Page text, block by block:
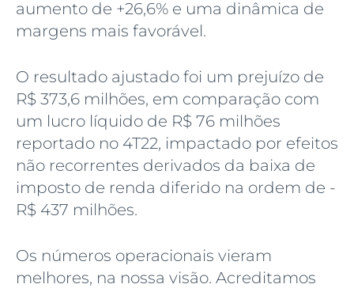
aumento de +26,6% e uma dinâmica de
margens mais favorável.
O resultado ajustado foi um prejuízo de
R$ 373,6 milhões, em comparação com
um lucro líquido de R$ 76 milhões
reportado no 4T22, impactado por efeitos
não recorrentes derivados da baixa de
imposto de renda diferido na ordem de -
R$ 437 milhões.
Os números operacionais vieram
melhores, na nossa visão. Acreditamos